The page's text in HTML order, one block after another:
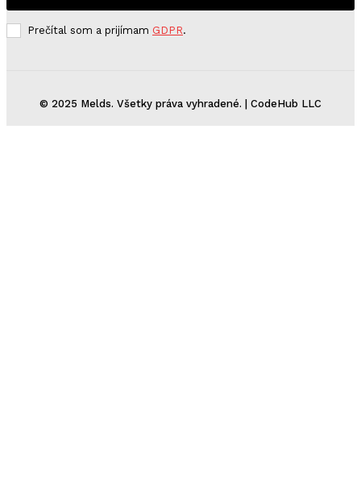
Prečítal som a prijímam GDPR.
© 2025 Melds. Všetky práva vyhradené. | CodeHub LLC